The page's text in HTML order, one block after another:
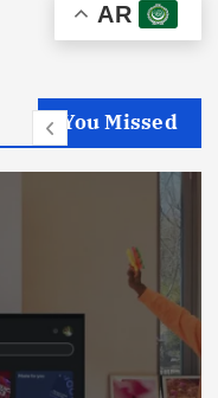
AR
You Missed